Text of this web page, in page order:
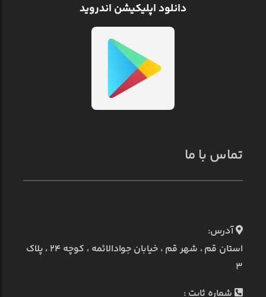
دانلود اپلیکیشن اندروید
تماس با ما
آدرس:
استان قم ، شهر قم ، خیابان جوادالائمه ، کوچه ۲۴ ، پلاک
۳
شماره ثابت :